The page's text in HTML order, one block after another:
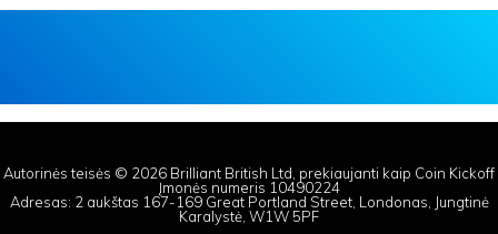
Autorinės teisės © 2026 Brilliant British Ltd, prekiaujanti kaip Coin Kickoff
Įmonės numeris 10490224
Adresas: 2 aukštas 167-169 Great Portland Street, Londonas, Jungtinė
Karalystė, W1W 5PF